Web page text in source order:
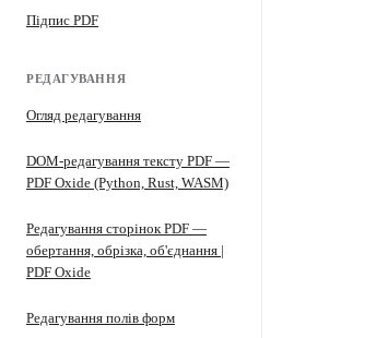
Підпис PDF
РЕДАГУВАННЯ
Огляд редагування
DOM-редагування тексту PDF —
PDF Oxide (Python, Rust, WASM)
Редагування сторінок PDF —
обертання, обрізка, об'єднання |
PDF Oxide
Редагування полів форм